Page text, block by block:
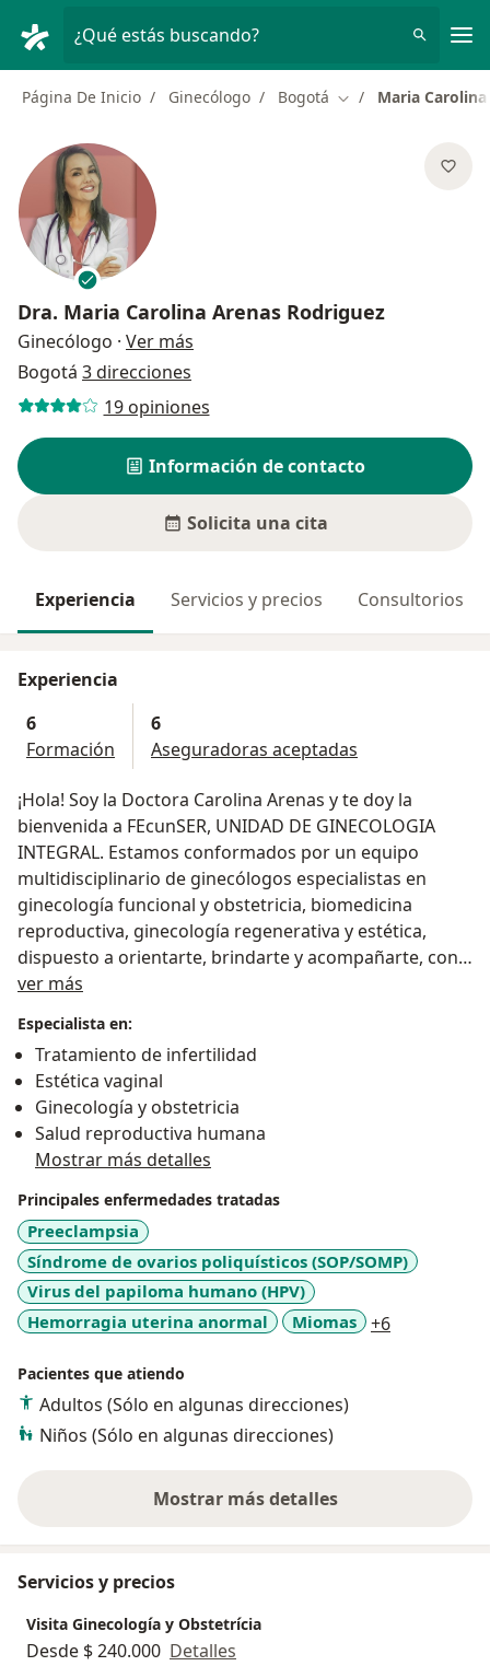
¿Qué estás buscando?
Página De Inicio Ginecólogo Bogotá Cambiar de ciudad
Maria
Dra. Maria Carolina Arenas Rodriguez
Ginecólogo · Ver más
Bogotá 3 direcciones
19 opiniones
Información de contacto
Solicita una cita
Experiencia Servicios y precios Consultorios
Experiencia
6
Formación
6
Aseguradoras aceptadas
¡Hola! Soy la Doctora Carolina Arenas y te doy la
bienvenida a FEcunSER, UNIDAD DE GINECOLOGIA
INTEGRAL. Estamos conformados por un equipo
multidisciplinario de ginecólogos especialistas en
ginecología funcional y obstetricia, biomedicina
reproductiva, ginecología regenerativa y estética,
dispuesto a orientarte, brindarte y acompañarte, con
sentido humano y tecnología de punta. Los miembros
mejores decisiones, y de esta manera proveerte
minuciosos cuidados y atención individualizada y
actualizada, para que estos procesos sean lo más
amigables y cómodos posibles.
ver más
Especialista en:
Tratamiento de infertilidad
Estética vaginal
Ginecología y obstetricia
Salud reproductiva humana
Mostrar más detalles
Principales enfermedades tratadas
Preeclampsia
Síndrome de ovarios poliquísticos (SOP/SOMP)
Virus del papiloma humano (HPV)
Hemorragia uterina anormal
Miomas +6
Pacientes que atiendo
Adultos (Sólo en algunas direcciones)
Niños (Sólo en algunas direcciones)
Mostrar más detalles
sobre la experiencia
Servicios y precios
Visita Ginecología y Obstetrícia
Desde $ 240.000 Detalles